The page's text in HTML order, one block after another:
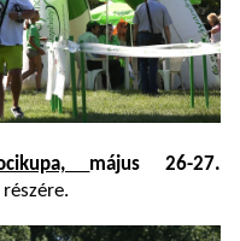
május 26-27.